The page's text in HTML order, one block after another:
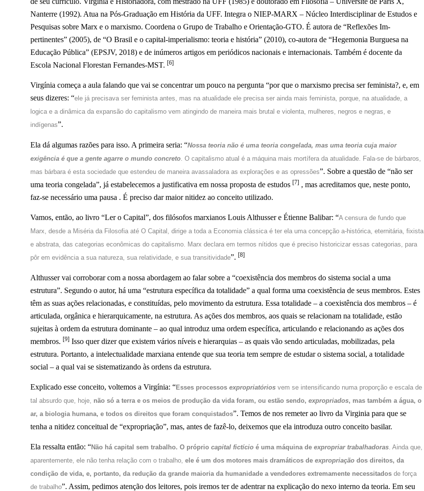
Nanterre (1992). Atua na Pós-Graduação em História da UFF. Integra o NIEP-MARX – Núcleo Interdisciplinar de Estudos e
Pesquisas sobre Marx e o marxismo. Coordena o Grupo de Trabalho e Orientação-GTO. É autora de “Reflexões Im-
pertinentes” (2005), de “O Brasil e o capital-imperialismo: teoria e história” (2010), co-autora de “Hegemonia Burguesa na
Educação Pública” (EPSJV, 2018) e de inúmeros artigos em periódicos nacionais e internacionais. Também é docente da
Escola Nacional Florestan Fernandes-MST. [6]
Virgínia começa a aula falando que vai se concentrar um pouco na pergunta “por que o marxismo precisa ser feminista?, e, em
seus dizeres: “ele já precisava ser feminista antes, mas na atualidade ele precisa ser ainda mais feminista, porque, na atualidade, a
logica e a dinâmica da expansão do capitalismo vem atingindo de maneira mais brutal e violenta, mulheres, negros e negras, e
indígenas”.
Ela dá algumas razões para isso. A primeira seria: “Nossa teoria não é uma teoria congelada, mas uma teoria cuja maior
exigência é que a gente agarre o mundo concreto . O capitalismo atual é a máquina mais mortífera da atualidade. Fala-se de bárbaros,
mas bárbara é esta sociedade que estendeu de maneira avassaladora as explorações e as opressões”. Sobre a questão de “não ser
uma teoria congelada”, já estabelecemos a justificativa em nossa proposta de estudos [7] , mas acreditamos que, neste ponto,
faz-se necessário uma pausa . É preciso dar maior nitidez ao conceito utilizado.
Vamos, então, ao livro “Ler o Capital”, dos filósofos marxianos Louis Althusser e Étienne Balibar: “A censura de fundo que
Marx, desde a Miséria da Filosofia até O Capital, dirige a toda a Economia clássica é ter ela uma concepção a-histórica, eternitária, fixista
e abstrata, das categorias econômicas do capitalismo. Marx declara em termos nítidos que é preciso historicizar essas categorias, para
pôr em evidência a sua natureza, sua relatividade, e sua transitividade”. [8]
Althusser vai corroborar com a nossa abordagem ao falar sobre a “coexistência dos membros do sistema social a uma
estrutura”. Segundo o autor, há uma “estrutura específica da totalidade” a qual forma uma coexistência de seus membros. Estes
têm as suas ações relacionadas, e constituídas, pelo movimento da estrutura. Essa totalidade – a coexistência dos membros – é
articulada, orgânica e hierarquicamente, na estrutura. As ações dos membros, aos quais se relacionam na totalidade, estão
sujeitas à ordem da estrutura dominante – ao qual introduz uma ordem específica, articulando e relacionando as ações dos
membros. [9] Isso quer dizer que existem vários níveis e hierarquias – as quais vão sendo articuladas, mobilizadas, pela
estrutura. Portanto, a intelectualidade marxiana entende que sua teoria tem sempre de estudar o sistema social, a totalidade
social – a qual vai se sistematizando às ordens da estrutura.
Explicado esse conceito, voltemos a Virgínia: “Esses processos expropriatórios vem se intensificando numa proporção e escala de
tal absurdo que, hoje, não só a terra e os meios de produção da vida foram, ou estão sendo, expropriados, mas também a água, o
ar, a biologia humana, e todos os direitos que foram conquistados”. Temos de nos remeter ao livro da Virginia para que se
tenha a nitidez conceitual de “expropriação”, mas, antes de fazê-lo, deixemos que ela introduza outro conceito basilar.
Ela ressalta então: “Não há capital sem trabalho. O próprio capital fictício é uma máquina de expropriar trabalhadoras . Ainda que,
aparentemente, ele não tenha relação com o trabalho, ele é um dos motores mais dramáticos de expropriação dos direitos, da
condição de vida, e, portanto, da redução da grande maioria da humanidade a vendedores extremamente necessitados de força
de trabalho”. Assim, pedimos atenção dos leitores, pois iremos ter de adentrar na explicação do nexo interno da teoria. Em seu